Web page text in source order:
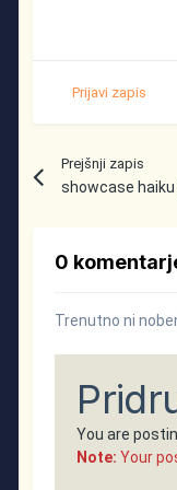
Prijavi zapis
Prejšnji zapis
showcase haiku
0
Trenutno ni
You are
Note: Your